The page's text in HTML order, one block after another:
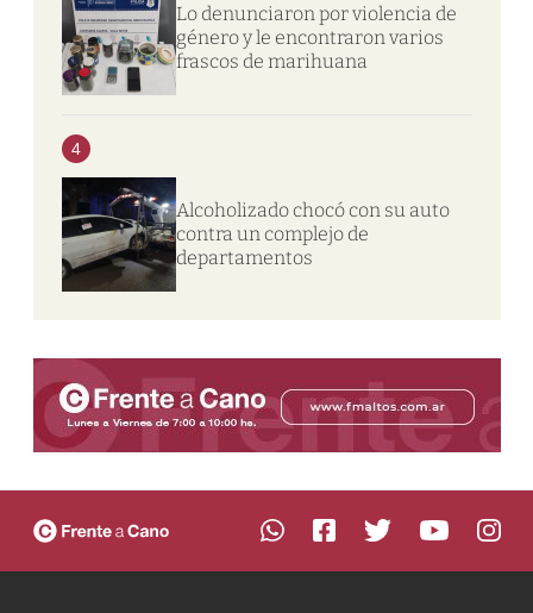
Lo denunciaron por violencia de
género y le encontraron varios
frascos de marihuana
4
Alcoholizado chocó con su auto
contra un complejo de
departamentos